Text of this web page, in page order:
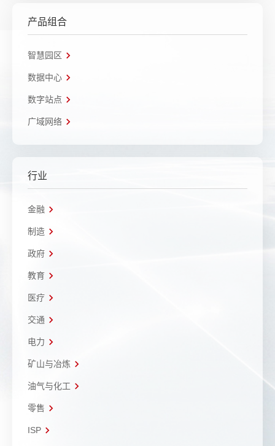
产品组合
智慧园区
数据中心
数字站点
广域网络
行业
金融
制造
政府
教育
医疗
交通
电力
矿山与冶炼
油气与化工
零售
ISP